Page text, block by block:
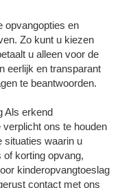
opvangopties en
Zo kunt u kiezen
u alleen voor de
eerlijk en transparant
te beantwoorden.
Als erkend
ons te houden
situaties waarin u
korting opvang,
kinderopvangtoeslag
contact met ons